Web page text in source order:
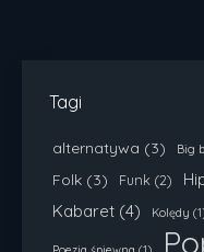
Tagi
alternatywa (3) Big
Folk (3) Funk (2)
Kabaret (4) Kolędy